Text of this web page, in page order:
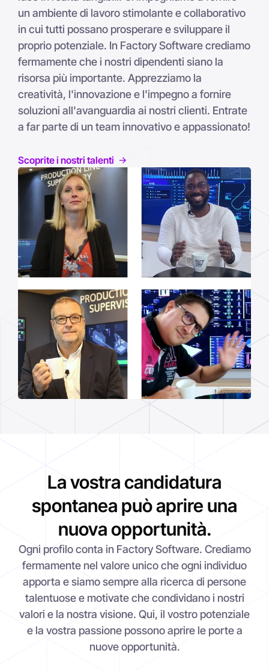
un ambiente di lavoro stimolante e collaborativo
in cui tutti possano prosperare e sviluppare il
proprio potenziale. In Factory Software crediamo
fermamente che i nostri dipendenti siano la
risorsa più importante. Apprezziamo la
creatività, l'innovazione e l'impegno a fornire
soluzioni all'avanguardia ai nostri clienti. Entrate
a far parte di un team innovativo e appassionato!
Scoprite i nostri talenti
La vostra candidatura
spontanea può aprire una
nuova opportunità.
Ogni profilo conta in Factory Software. Crediamo
fermamente nel valore unico che ogni individuo
apporta e siamo sempre alla ricerca di persone
talentuose e motivate che condividano i nostri
valori e la nostra visione. Qui, il vostro potenziale
e la vostra passione possono aprire le porte a
nuove opportunità.